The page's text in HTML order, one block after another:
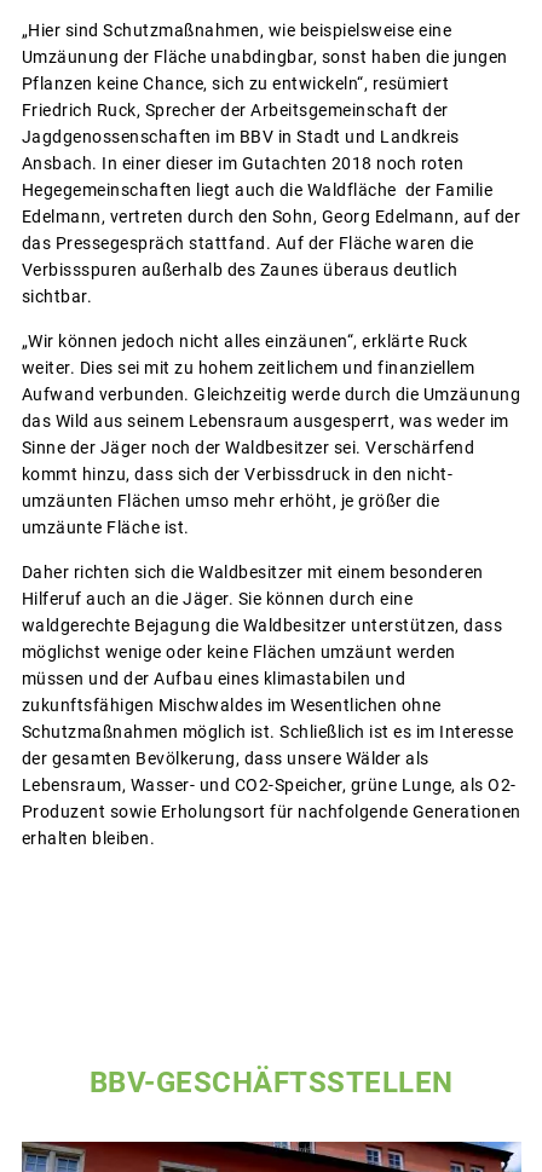
„Hier sind Schutzmaßnahmen, wie beispielsweise eine
Umzäunung der Fläche unabdingbar, sonst haben die jungen
Pflanzen keine Chance, sich zu entwickeln“, resümiert
Friedrich Ruck, Sprecher der Arbeitsgemeinschaft der
Jagdgenossenschaften im BBV in Stadt und Landkreis
Ansbach. In einer dieser im Gutachten 2018 noch roten
Hegegemeinschaften liegt auch die Waldfläche der Familie
Edelmann, vertreten durch den Sohn, Georg Edelmann, auf der
das Pressegespräch stattfand. Auf der Fläche waren die
Verbissspuren außerhalb des Zaunes überaus deutlich
sichtbar.
„Wir können jedoch nicht alles einzäunen“, erklärte Ruck
weiter. Dies sei mit zu hohem zeitlichem und finanziellem
Aufwand verbunden. Gleichzeitig werde durch die Umzäunung
das Wild aus seinem Lebensraum ausgesperrt, was weder im
Sinne der Jäger noch der Waldbesitzer sei. Verschärfend
kommt hinzu, dass sich der Verbissdruck in den nicht-
umzäunten Flächen umso mehr erhöht, je größer die
umzäunte Fläche ist.
Daher richten sich die Waldbesitzer mit einem besonderen
Hilferuf auch an die Jäger. Sie können durch eine
waldgerechte Bejagung die Waldbesitzer unterstützen, dass
möglichst wenige oder keine Flächen umzäunt werden
müssen und der Aufbau eines klimastabilen und
zukunftsfähigen Mischwaldes im Wesentlichen ohne
Schutzmaßnahmen möglich ist. Schließlich ist es im Interesse
der gesamten Bevölkerung, dass unsere Wälder als
Lebensraum, Wasser- und CO2-Speicher, grüne Lunge, als O2-
Produzent sowie Erholungsort für nachfolgende Generationen
erhalten bleiben.
BBV-GESCHÄFTSSTELLEN